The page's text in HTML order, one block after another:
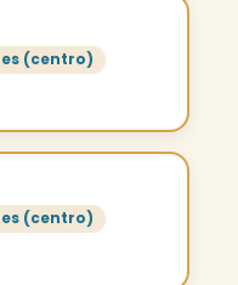
(centro)
(centro)